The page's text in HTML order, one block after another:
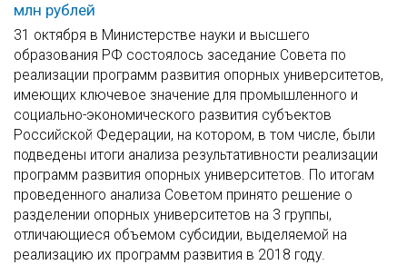
млн рублей
31 октября в Министерстве науки и высшего
образования РФ состоялось заседание Совета по
реализации программ развития опорных университетов,
имеющих ключевое значение для промышленного и
социально-экономического развития субъектов
Российской Федерации, на котором, в том числе, были
подведены итоги анализа результативности реализации
программ развития опорных университетов. По итогам
проведенного анализа Советом принято решение о
разделении опорных университетов на 3 группы,
отличающиеся объемом субсидии, выделяемой на
реализацию их программ развития в 2018 году.